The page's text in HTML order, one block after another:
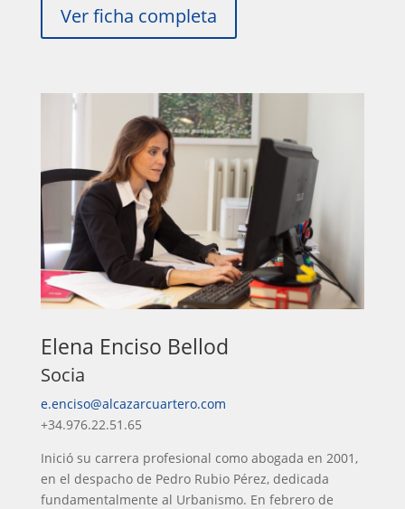
Ver ficha completa
Elena Enciso Bellod
Socia
e.enciso@alcazarcuartero.com
+34.976.22.51.65
Inició su carrera profesional como abogada en 2001,
en el despacho de Pedro Rubio Pérez, dedicada
fundamentalmente al Urbanismo. En febrero de